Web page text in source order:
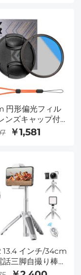
円形偏光フィル
ンズキャップ付
ガラス 超薄型 18
ーティング 偏光
￥1,581
13.4 インチ/34cm
話三脚自撮り棒デ
ップ スタンド オ